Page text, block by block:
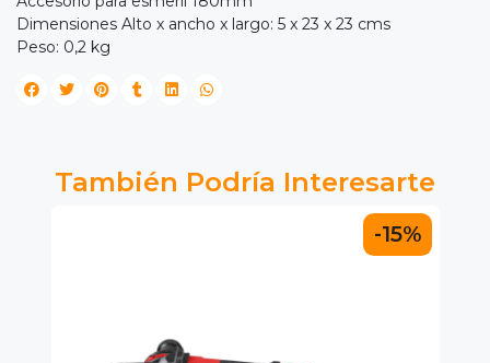
Dimensiones Alto x ancho x largo: 5 x 23 x 23 cms
Peso: 0,2 kg
También Podría Interesarte
-15%